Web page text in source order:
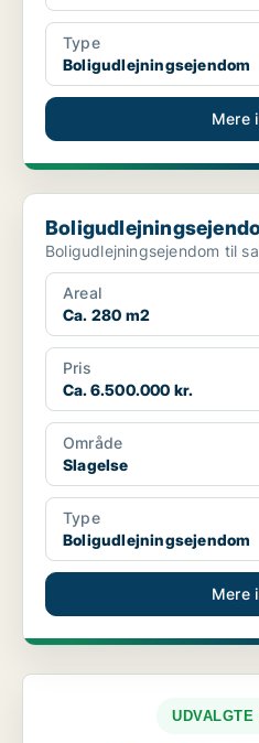
Type
Boligudlejningsejendom
Mere
Boligudlejningsejendom i
Boligudlejningsejendom til
Areal
Ca. 280 m2
Pris
Ca. 6.500.000 kr.
Område
Slagelse
Type
Boligudlejningsejendom
Mere
UDVALGTE